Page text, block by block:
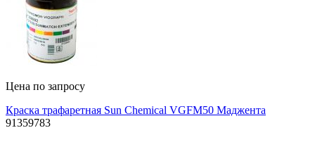
Цена по запросу
Краска трафаретная Sun Chemical VGFM50 Маджента
91359783